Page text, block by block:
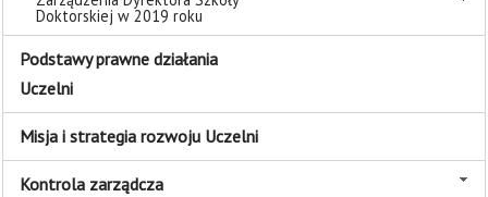
Doktorskiej w 2019 roku
Podstawy prawne działania
Uczelni
Misja i strategia rozwoju Uczelni
Kontrola zarządcza